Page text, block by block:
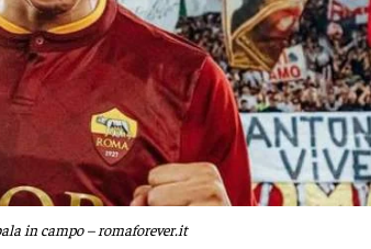
in campo – romaforever.it